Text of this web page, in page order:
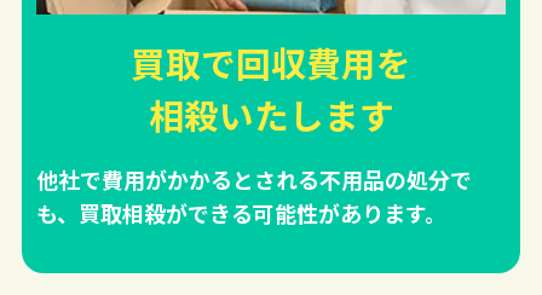
買取で回収費用を
相殺いたします
他社で費用がかかるとされる不用品の処分で
も、買取相殺ができる可能性があります。